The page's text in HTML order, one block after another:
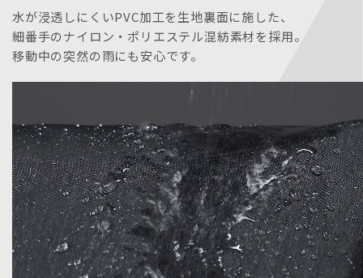
水が浸透しにくいPVC加工を生地裏面に施した、
細番手のナイロン・ポリエステル混紡素材を採用。
移動中の突然の雨にも安心です。